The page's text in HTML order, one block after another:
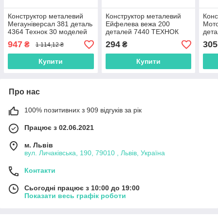
Конструктор металевий
Мегауніверсал 381 деталь
4364 Технок 30 моделей
947 ₴ 1 114,12 ₴
Купити
Конструктор металевий
Ейфелева вежа 200
деталей 7440 ТЕХНОК
294₴
Купити
305
Про нас
100% позитивних з 909 відгуків за рік
Працює з 02.06.2021
м. Львів
вул. Личаківська, 190, 79010 , Львів, Україна
Контакти
Сьогодні працює з 10:00 до 19:00
Показати весь графік роботи